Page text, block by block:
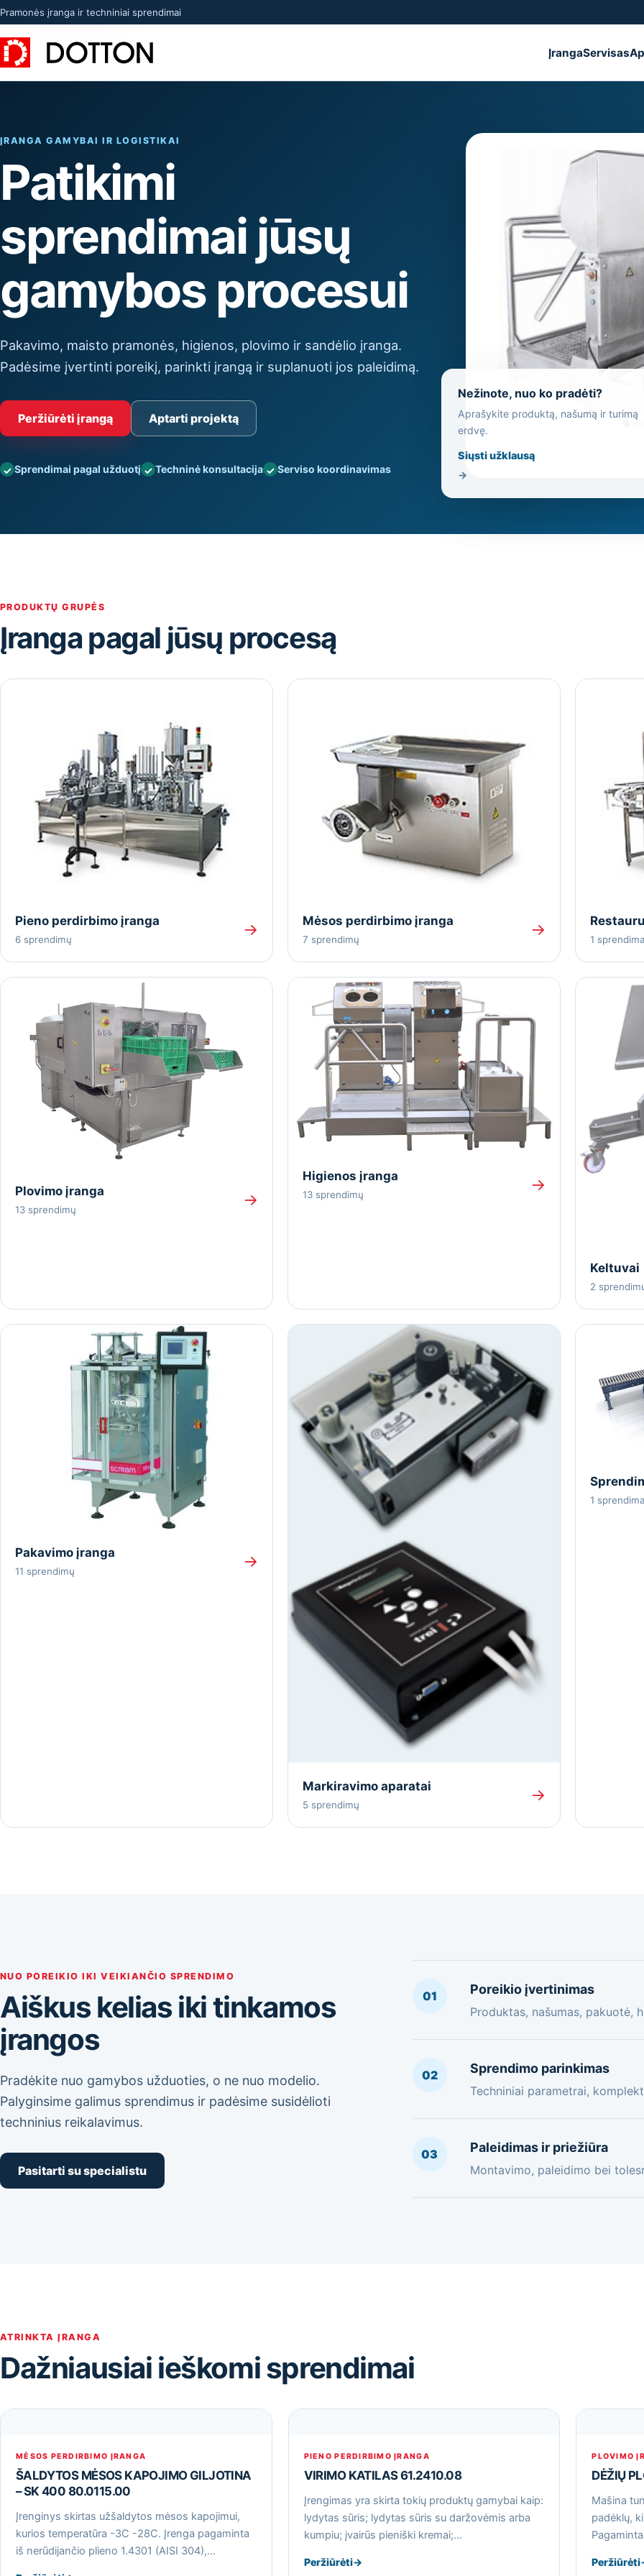
Pramonės įranga ir techniniai sprendimai
ĮrangaServisas
ĮRANGA GAMYBAI IR LOGISTIKAI
Patikimi
sprendimai jūsų
gamybos procesui
Pakavimo, maisto pramonės, higienos, plovimo ir sandėlio įranga.
Padėsime įvertinti poreikį, parinkti įrangą ir suplanuoti jos paleidimą.
Peržiūrėti įrangą Aptarti projektą
Sprendimai pagal užduotį Techninė konsultacija Serviso koordinavimas
Nežinote, nuo ko pradėti?
Aprašykite produktą, našumą ir turimą
erdvę.
Siųsti užklausą
→
PRODUKTŲ GRUPĖS
Įranga pagal jūsų procesą
Pieno perdirbimo įranga
6 sprendimų
→ Mėsos perdirbimo įranga
7 sprendimų
→
1
Plovimo įranga
13 sprendimų
→
Higienos įranga
13 sprendimų
→
Keltuvai
2
Pakavimo įranga
11 sprendimų
→
Markiravimo aparatai
5 sprendimų
→
1
NUO POREIKIO IKI VEIKIANČIO SPRENDIMO
Aiškus kelias iki tinkamos
įrangos
Pradėkite nuo gamybos užduoties, o ne nuo modelio.
Palyginsime galimus sprendimus ir padėsime susidėlioti
techninius reikalavimus.
Pasitarti su specialistu
01 Poreikio įvertinimas
Produktas, našumas, pakuotė,
02 Sprendimo parinkimas
Techniniai parametrai,
03 Paleidimas ir priežiūra
Montavimo, paleidimo bei
ATRINKTA ĮRANGA
Dažniausiai ieškomi sprendimai
MĖSOS PERDIRBIMO ĮRANGA
ŠALDYTOS MĖSOS KAPOJIMO GILJOTINA
– SK 400 80.0115.00
Įrenginys skirtas užšaldytos mėsos kapojimui,
kurios temperatūra -3С -28С. Įrenga pagaminta
iš nerūdijančio plieno 1.4301 (AISI 304),…
PIENO PERDIRBIMO ĮRANGA
VIRIMO KATILAS 61.2410.08
Įrengimas yra skirta tokių produktų gamybai kaip:
lydytas sūris; lydytas sūris su daržovėmis arba
kumpiu; įvairūs pieniški kremai;…
Peržiūrėti→
PLOVIMO
DĖŽIŲ
Mašina
padėklų,
Peržiūrėti